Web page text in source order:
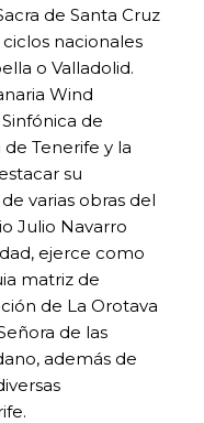
de Santa Cruz
nacionales
o Valladolid.
Wind
de
Tenerife y la
su
varias obras del
Julio Navarro
ejerce como
matriz de
de La Orotava
de las
además de